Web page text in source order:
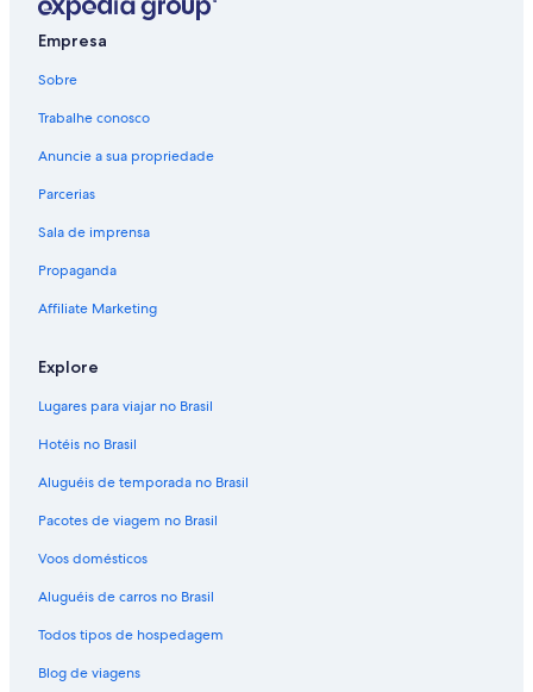
Aluguel de carros - Mas-de-Londres
Aluguéis de carros - Parc des Expositions de Nîmes e arredores
Aluguéis de carros - Saint-Martin e arredores
Aluguel de carros - Sète
Aluguéis de carros - Montpellier Méditerranée Metrópole e
Empresa
Sobre
Trabalhe conosco
Anuncie a sua propriedade
Parcerias
Sala de imprensa
Propaganda
Affiliate Marketing
Explore
Lugares para viajar no Brasil
Hotéis no Brasil
Aluguéis de temporada no Brasil
Pacotes de viagem no Brasil
Voos domésticos
Aluguéis de carros no Brasil
Todos tipos de hospedagem
Blog de viagens